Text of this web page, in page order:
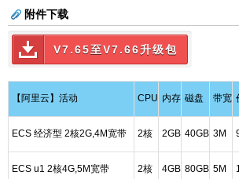
附件下载
V7.65至V7.66升级包
【阿里云】活动 CPU 内存 磁盘 带宽
ECS 经济型 2核2G,4M宽带 2核 2GB 40GB 3M
ECS u1 2核4G,5M宽带 2核 4GB 80GB 5M